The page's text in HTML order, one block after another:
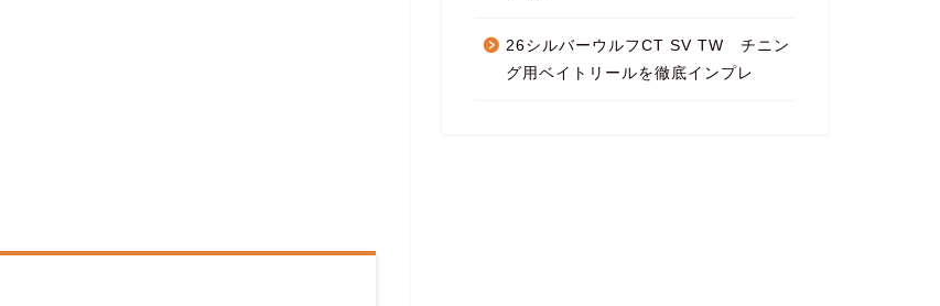
26シルバーウルフCT SV TW チニン
グ用ベイトリールを徹底インプレ